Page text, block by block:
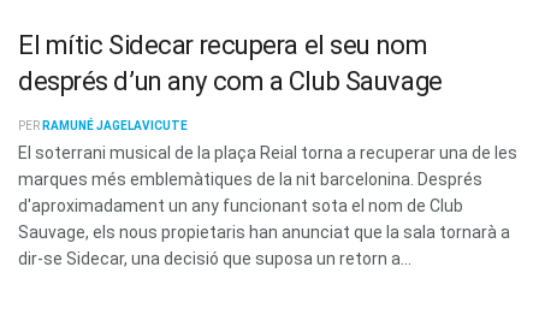
El mític Sidecar recupera el seu nom
després d’un any com a Club Sauvage
PER RAMUNÉ JAGELAVICUTE
El soterrani musical de la plaça Reial torna a recuperar una de les
marques més emblemàtiques de la nit barcelonina. Després
d'aproximadament un any funcionant sota el nom de Club
Sauvage, els nous propietaris han anunciat que la sala tornarà a
dir-se Sidecar, una decisió que suposa un retorn a...